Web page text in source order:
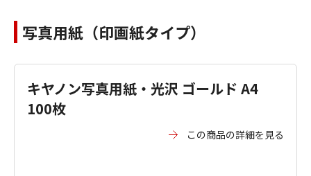
写真用紙（印画紙タイプ）
キヤノン写真用紙・光沢 ゴールド A4
100枚
この商品の詳細を見る